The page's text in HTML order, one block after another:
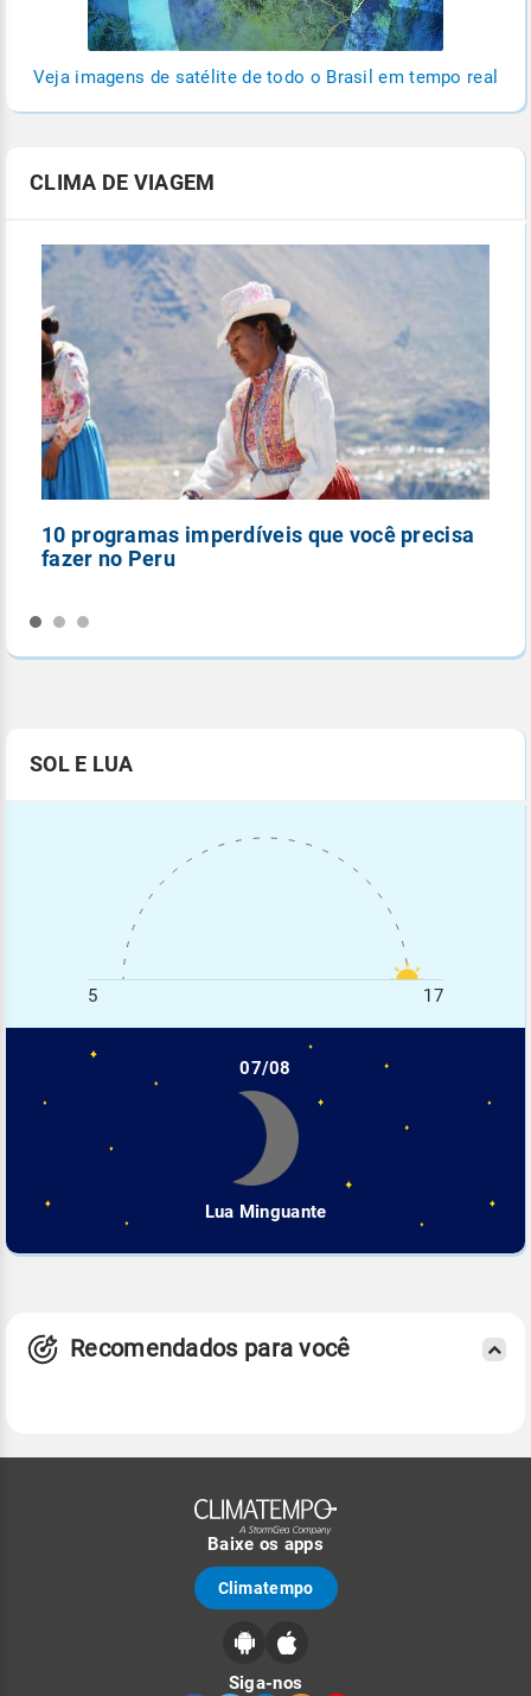
Veja imagens de satélite de todo o Brasil em tempo real
CLIMA DE VIAGEM
10 programas imperdíveis que você precisa
fazer no Peru
SOL E LUA
5 17
07/08
Lua Minguante
Recomendados para você
Baixe os apps
Climatempo
Siga-nos